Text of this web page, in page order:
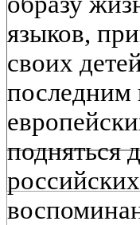
языков,
своих
последним
подняться